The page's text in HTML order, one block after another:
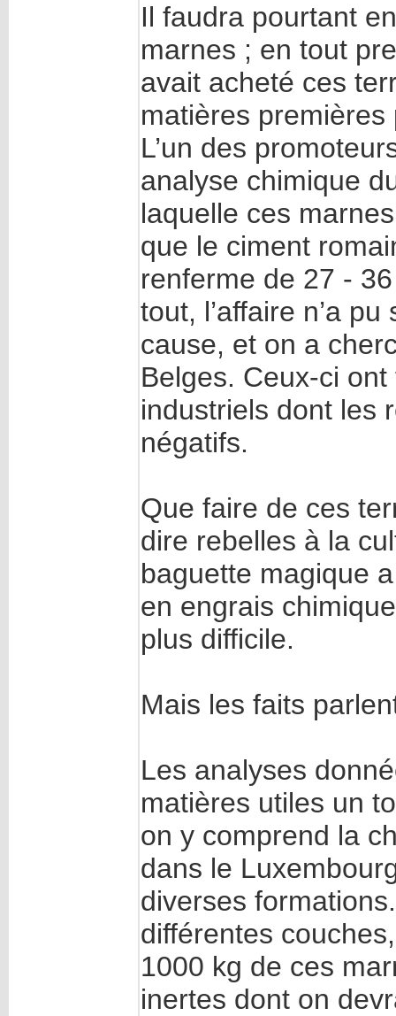
Il faudra pourtant
marnes ; en tout
avait acheté ces
matières
L’un des
analyse chimique
laquelle ces
que le ciment
renferme de 27 -
tout, l’affaire n’a
cause, et on a
Belges. Ceux-ci
industriels dont les
négatifs.
Que faire de ces
dire rebelles à la
baguette magique
en engrais
plus difficile.
Mais les faits
Les analyses
matières utiles un
on y comprend la
dans le
diverses
différentes
1000 kg de ces
inertes dont on